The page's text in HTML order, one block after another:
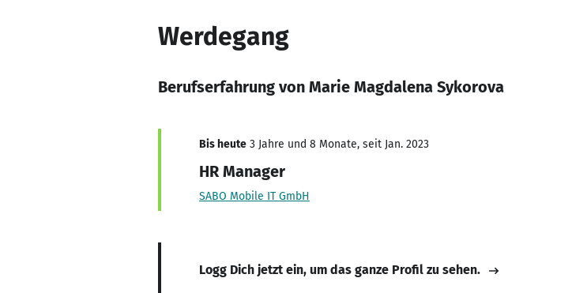
Werdegang
Berufserfahrung von Marie Magdalena Sykorova
Bis heute 3 Jahre und 8 Monate, seit Jan. 2023
HR Manager
SABO Mobile IT GmbH
Logg Dich jetzt ein, um das ganze Profil zu sehen.